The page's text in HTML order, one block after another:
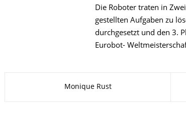
Die Roboter traten in
gestellten Aufgaben zu
durchgesetzt und den 3.
Eurobot-
Monique Rust